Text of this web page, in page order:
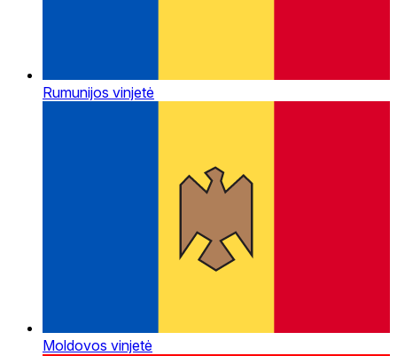
Rumunijos vinjetė
Moldovos vinjetė